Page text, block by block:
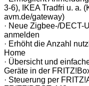
3-6), IKEA Tradfri u. a.
avm.de/gateway)
· Neue Zigbee-/DECT-
anmelden
· Erhöht die Anzahl
Home
· Übersicht und
Geräte in der
· Steuerung per